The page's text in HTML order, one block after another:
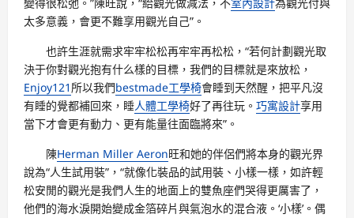
太多意義，會更不難享用觀光自己”。
也許生涯就需求牢牢松松再牢牢再松松，“若何計劃觀光取
決于你對觀光抱有什么樣的目標，我們的目標就是來放松，
Enjoy121 所以我們bestmade工學椅會睡到天然醒，把平凡沒
有睡的覺都補回來，睡人體工學椅好了再往玩。 巧寓設計享用
當下才會更有動力、更有能量往面臨將來”。
陳Herman Miller Aeron旺和她的伴侶們將本身的觀光界
說為“人生試用裝”，“就像化裝品的試用裝、小樣一樣，如許輕
松安閒的觀光是我們人生的地面上的雙魚座們哭得更厲害了，
他們的海水淚開始變成金箔碎片與氣泡水的混合液。‘小樣’。偶